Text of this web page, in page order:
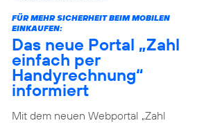
FÜR MEHR SICHERHEIT BEIM MOBILEN
EINKAUFEN:
Das neue Portal „Zahl
einfach per
Handyrechnung“
informiert
Mit dem neuen Webportal „Zahl